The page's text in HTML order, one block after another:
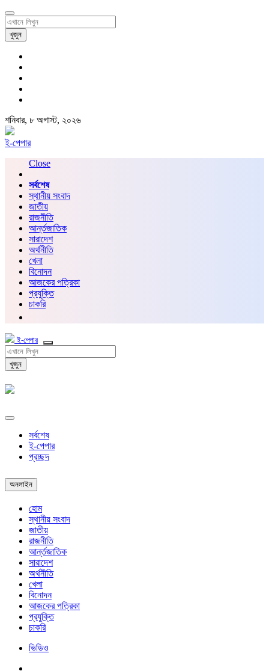
খুজুন
শনিবার, ৮ অগাস্ট, ২০২৬
ই-পেপার
Close
সর্বশেষ
স্থানীয় সংবাদ
জাতীয়
রাজনীতি
আর্ন্তজাতিক
সারাদেশ
অর্থনীতি
খেলা
বিনোদন
আজকের পত্রিকা
প্রযুক্তি
চাকরি
ই-পেপার
খুজুন
সর্বশেষ
ই-পেপার
প্রচ্ছদ
অনলাইন
হোম
স্থানীয় সংবাদ
জাতীয়
রাজনীতি
আর্ন্তজাতিক
সারাদেশ
অর্থনীতি
খেলা
বিনোদন
আজকের পত্রিকা
প্রযুক্তি
চাকরি
ভিডিও